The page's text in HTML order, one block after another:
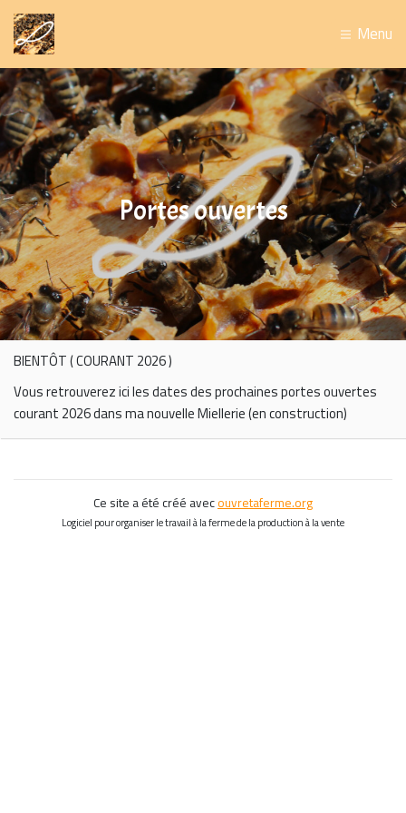
Menu
Portes ouvertes
BIENTÔT ( COURANT 2026 )
Vous retrouverez ici les dates des prochaines portes ouvertes
courant 2026 dans ma nouvelle Miellerie (en construction)
Ce site a été créé avec ouvretaferme.org
Logiciel pour organiser le travail à la ferme de la production à la vente